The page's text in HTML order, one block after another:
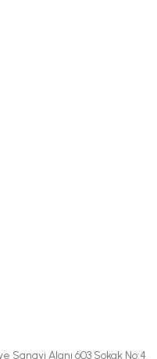
Sanayi Alanı 603 Sokak No:4